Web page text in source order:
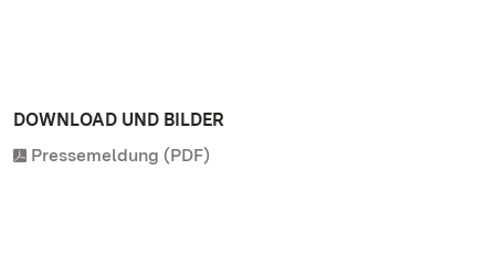
DOWNLOAD UND BILDER
Pressemeldung (PDF)